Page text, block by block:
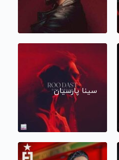
سینا پارسیان